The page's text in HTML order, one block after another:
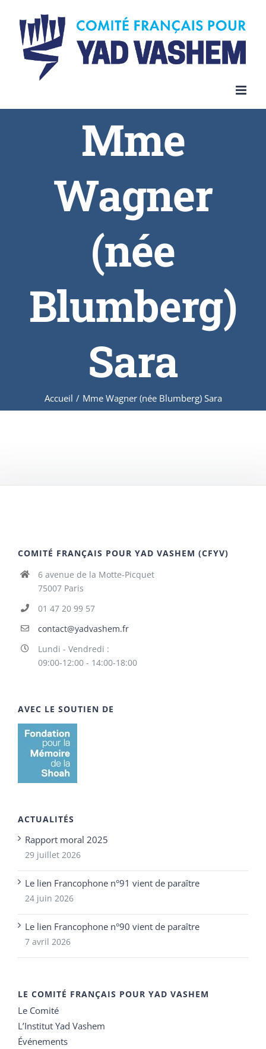
content
Mme
Wagner
(née
Blumberg)
Sara
Accueil / Mme Wagner (née Blumberg) Sara
COMITÉ FRANÇAIS POUR YAD VASHEM (CFYV)
6 avenue de la Motte-Picquet
75007 Paris
01 47 20 99 57
contact@yadvashem.fr
Lundi - Vendredi :
09:00-12:00 - 14:00-18:00
AVEC LE SOUTIEN DE
ACTUALITÉS
Rapport moral 2025
29 juillet 2026
Le lien Francophone n°91 vient de paraître
24 juin 2026
Le lien Francophone n°90 vient de paraître
7 avril 2026
LE COMITÉ FRANÇAIS POUR YAD VASHEM
Le Comité
L’Institut Yad Vashem
Événements